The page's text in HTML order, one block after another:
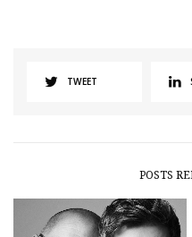
TWEET
POSTS